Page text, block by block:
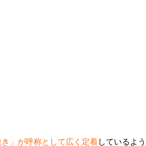
」が呼称として広く定着しているよう